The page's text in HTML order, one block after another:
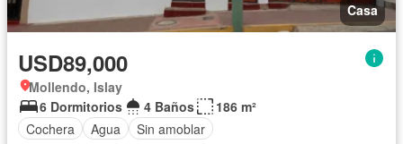
Casa
USD89,000
Mollendo, Islay
6 Dormitorios
4 Baños
186 m²
Cochera
Agua Sin amoblar